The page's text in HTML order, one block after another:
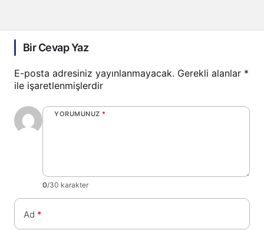
Bir Cevap Yaz
E-posta adresiniz yayınlanmayacak. Gerekli alanlar *
ile işaretlenmişlerdir
YORUMUNUZ *
0/30 karakter
Ad *